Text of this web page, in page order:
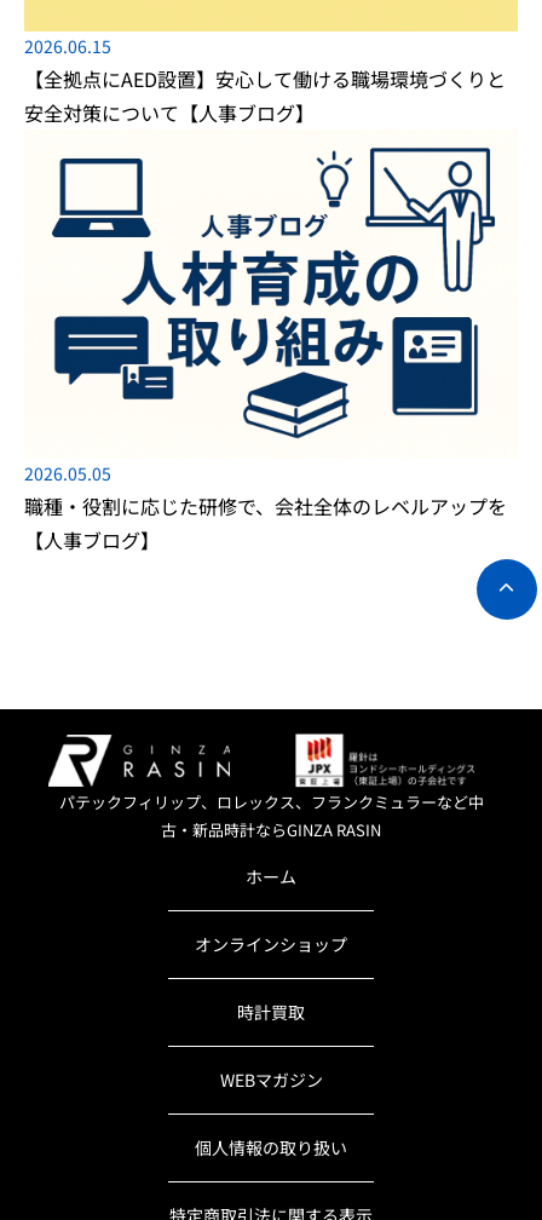
2026.06.15
【全拠点にAED設置】安心して働ける職場環境づくりと
安全対策について【人事ブログ】
2026.05.05
職種・役割に応じた研修で、会社全体のレベルアップを
【人事ブログ】
パテックフィリップ、ロレックス、フランクミュラーなど中
古・新品時計ならGINZA RASIN
ホーム
オンラインショップ
時計買取
WEBマガジン
個人情報の取り扱い